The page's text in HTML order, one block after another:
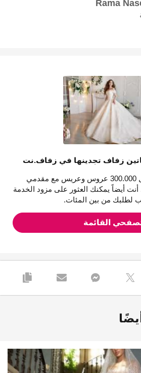
Rama
زفاف تجدينها في زفاف.نت
في كل عام, يتواصل 300.000 عروس وعريس مع مقدمي
أيضاً يمكنك العثور على مزود الخدمة
لطلبك من بين المئات.
القائمة